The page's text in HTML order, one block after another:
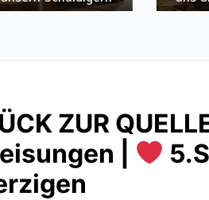
ZUR
|